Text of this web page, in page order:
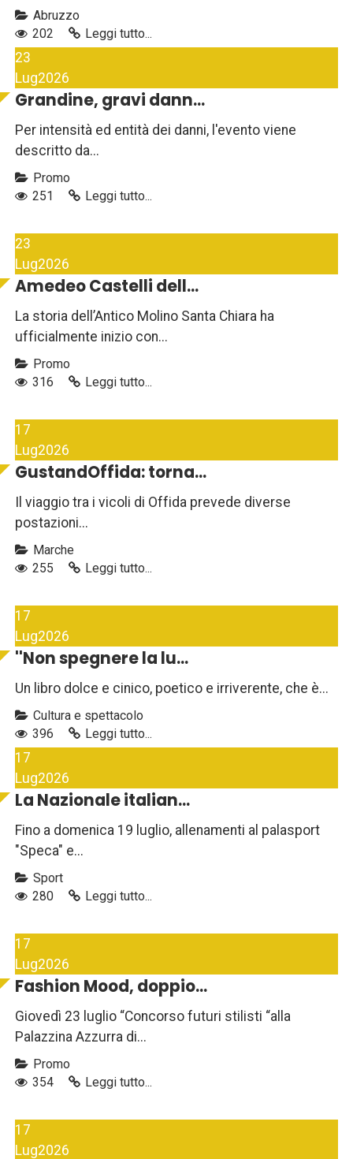
Abruzzo
202
Leggi tutto...
23
Lug2026
Grandine, gravi dann...
Per intensità ed entità dei danni, l'evento viene
descritto da...
Promo
251
Leggi tutto...
23
Lug2026
Amedeo Castelli dell...
La storia dell’Antico Molino Santa Chiara ha
ufficialmente inizio con...
Promo
316
Leggi tutto...
17
Lug2026
GustandOffida: torna...
Il viaggio tra i vicoli di Offida prevede diverse
postazioni...
Marche
255
Leggi tutto...
17
Lug2026
''Non spegnere la lu...
Un libro dolce e cinico, poetico e irriverente, che è...
Cultura e spettacolo
396
Leggi tutto...
17
Lug2026
La Nazionale italian...
Fino a domenica 19 luglio, allenamenti al palasport
"Speca" e...
Sport
280
Leggi tutto...
17
Lug2026
Fashion Mood, doppio...
Giovedì 23 luglio “Concorso futuri stilisti “alla
Palazzina Azzurra di...
Promo
354
Leggi tutto...
17
Lug2026